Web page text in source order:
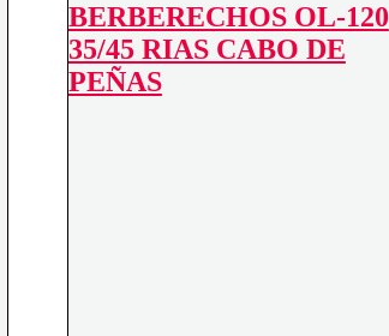
BERBERECHOS OL-120
35/45 RIAS CABO DE
PEÑAS